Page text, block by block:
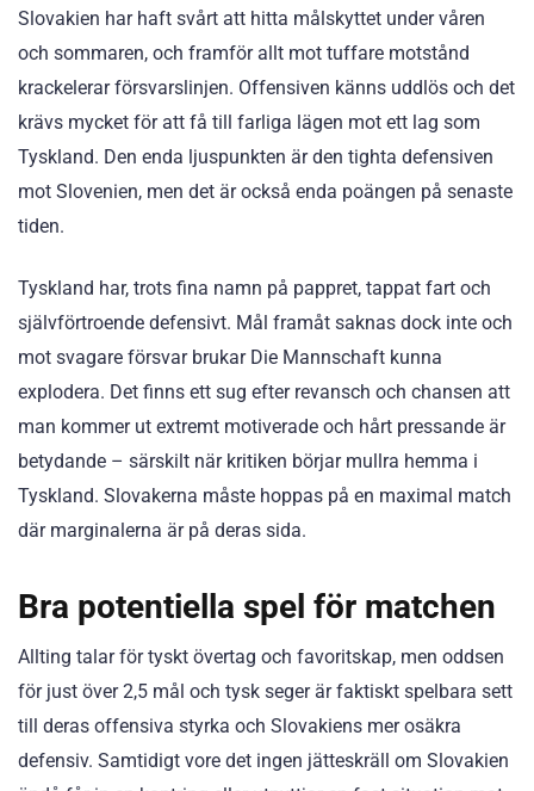
Slovakien har haft svårt att hitta målskyttet under våren
och sommaren, och framför allt mot tuffare motstånd
krackelerar försvarslinjen. Offensiven känns uddlös och det
krävs mycket för att få till farliga lägen mot ett lag som
Tyskland. Den enda ljuspunkten är den tighta defensiven
mot Slovenien, men det är också enda poängen på senaste
tiden.
Tyskland har, trots fina namn på pappret, tappat fart och
självförtroende defensivt. Mål framåt saknas dock inte och
mot svagare försvar brukar Die Mannschaft kunna
explodera. Det finns ett sug efter revansch och chansen att
man kommer ut extremt motiverade och hårt pressande är
betydande – särskilt när kritiken börjar mullra hemma i
Tyskland. Slovakerna måste hoppas på en maximal match
där marginalerna är på deras sida.
Bra potentiella spel för matchen
Allting talar för tyskt övertag och favoritskap, men oddsen
för just över 2,5 mål och tysk seger är faktiskt spelbara sett
till deras offensiva styrka och Slovakiens mer osäkra
defensiv. Samtidigt vore det ingen jätteskräll om Slovakien